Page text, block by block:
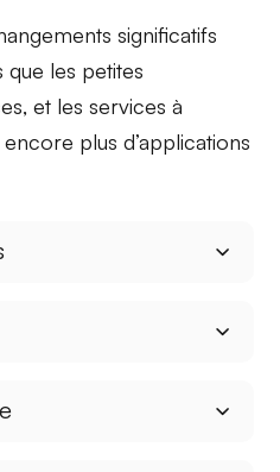
significatifs
que les petites
, et lesservices à
plus d’applications